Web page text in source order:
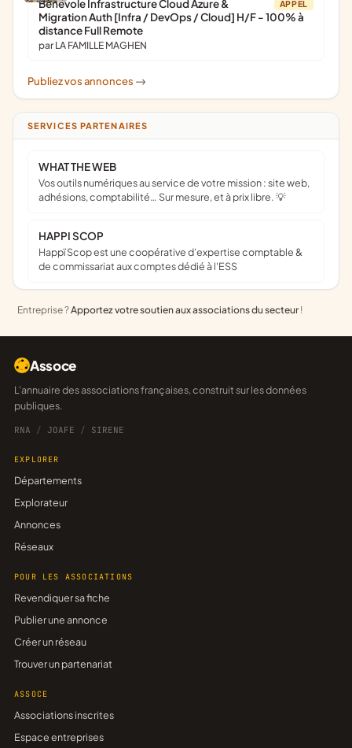
APPEL
Bénévole Infrastructure Cloud Azure &
Migration Auth [Infra / DevOps / Cloud] H/F - 100% à
distance Full Remote
par LA FAMILLE MAGHEN
Publiez vos annonces ->
SERVICES PARTENAIRES
WHAT THE WEB
Vos outils numériques au service de votre mission : site web,
adhésions, comptabilité… Sur mesure, et à prix libre. 💡
HAPPI SCOP
Happï Scop est une coopérative d’expertise comptable &
de commissariat aux comptes dédié à l'ESS
Entreprise ?Apportez votre soutien aux associations du secteur !
Assoce
L'annuaire des associations françaises, construit sur les données
publiques.
RNA / JOAFE / SIRENE
EXPLORER
Départements
Explorateur
Annonces
Réseaux
POUR LES ASSOCIATIONS
Revendiquer sa fiche
Publier une annonce
Créer un réseau
Trouver un partenariat
ASSOCE
Associations inscrites
Espace entreprises